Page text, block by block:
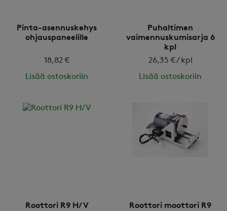
Pinta-asennuskehys
ohjauspaneelille
18,82 €
Lisää ostoskoriin
Puhaltimen
vaimennuskumisarja 6
kpl
26,35 € / kpl
Lisää ostoskoriin
Roottori R9 H/V
Roottori moottori R9